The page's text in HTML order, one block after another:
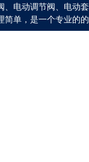
电动调节阀、电动
单，是一个专业的